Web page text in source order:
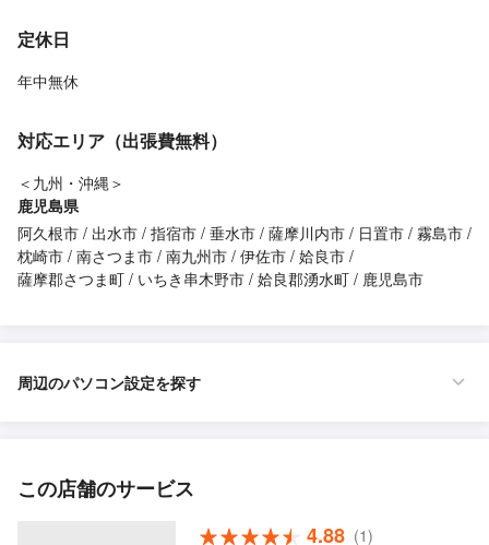
定休日
年中無休
対応エリア（出張費無料）
＜九州・沖縄＞
鹿児島県
阿久根市
出水市 指宿市 垂水市 薩摩川内市 日置市 霧島市
枕崎市 南さつま市 南九州市 伊佐市 姶良市
薩摩郡さつま町
いちき串木野市 姶良郡湧水町 鹿児島市
周辺のパソコン設定を探す
この店舗のサービス
4.88 (1)